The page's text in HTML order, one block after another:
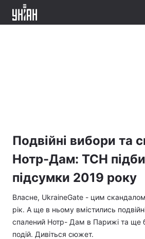
Подвійні вибори та
Нотр-Дам: ТСН
підсумки 2019 року
Власне, UkraineGate - цим
рік. А ще в ньому вмістились
спалений Нотр- Дам в Парижі та ще
подій. Дивіться сюжет.